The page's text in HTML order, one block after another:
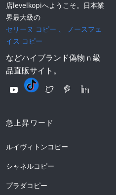
店levelkopiへようこそ。日本業
界最大級の
セリーヌ コピー 、
ノースフェ
イス コピー
などハイブランド偽物ｎ級
品直販サイト。
急上昇ワード
ルイヴィトンコピー
シャネルコピー
プラダコピー